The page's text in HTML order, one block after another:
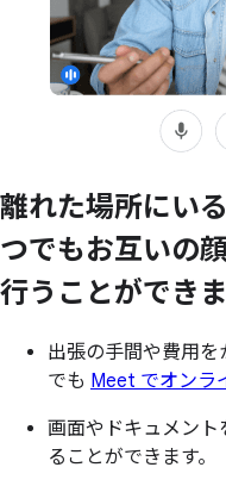
離れた場所にいる
つでもお互いの
行うことができま
出張の手間や費用
でも Meet でオンラ
画面やドキュメン
ることができます。